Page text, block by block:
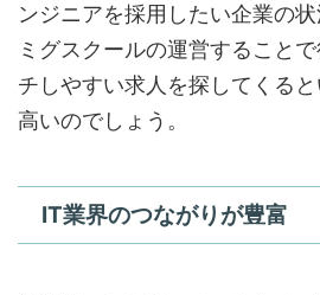
ンジニアを採用したい企業の
ミグスクールの運営すること
チしやすい求人を探してくる
高いのでしょう。
IT業界のつながりが豊富